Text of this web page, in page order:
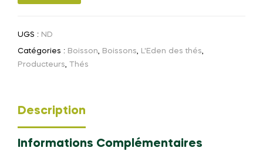
UGS : ND
Catégories : Boisson, Boissons, L'Eden des thés,
Producteurs, Thés
Description
Informations Complémentaires